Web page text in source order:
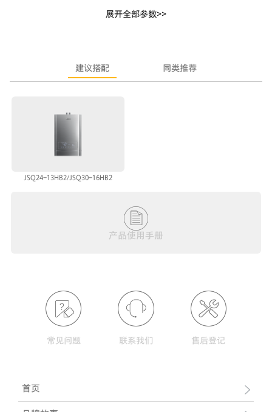
展开全部参数>>
建议搭配 同类推荐
JSQ24-13HB2/JSQ30-16HB2
产品使用手册
常见问题 联系我们 售后登记
首页